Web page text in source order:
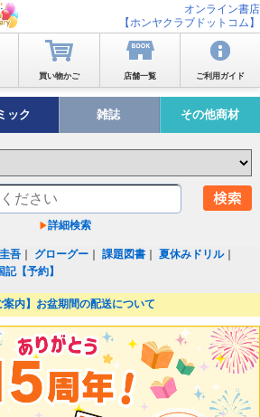
オンライン書店
【ホンヤクラブドットコム】
買い物かご 店舗一覧 ご利用ガイド
ック 雑誌 その他商材
詳細検索
吾 グローグー ｜課題図書 ｜夏休みドリル｜
記【予約】
案内】お盆期間の配送について